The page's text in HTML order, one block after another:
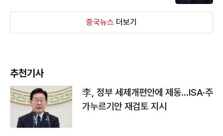
중국뉴스 더보기
추천기사
李, 정부 세제개편안에 제동…ISA·주
가누르기안 재검토 지시